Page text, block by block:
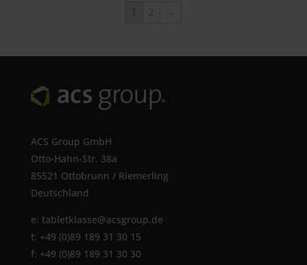
1 2 →
ACS Group GmbH
Otto-Hahn-Str. 38a
85521 Ottobrunn / Riemerling
Deutschland
e: tabletklasse@acsgroup.de
t: +49 (0)89 189 31 30 15
f: +49 (0)89 189 31 30 30